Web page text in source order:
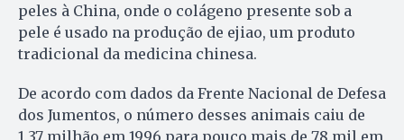
peles à China, onde o colágeno presente sob a
pele é usado na produção de ejiao, um produto
tradicional da medicina chinesa.
De acordo com dados da Frente Nacional de Defesa
dos Jumentos, o número desses animais caiu de